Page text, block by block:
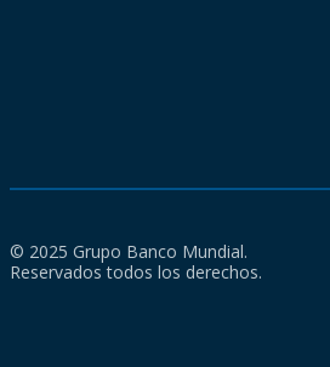
© 2025 Grupo Banco Mundial.
Reservados todos los derechos.